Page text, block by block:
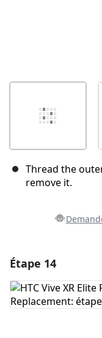
Thread the
remove it.
Ajouter un
Étape 14